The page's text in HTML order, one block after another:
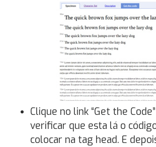
Clique no link “Get the
verificar que esta lá o
colocar na tag head. E